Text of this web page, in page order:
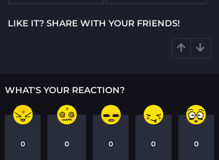
tLIKE IT? SHARE WITH YOUR FRIENDS!
WHAT'S YOUR REACTION?
0 0 0 0 0